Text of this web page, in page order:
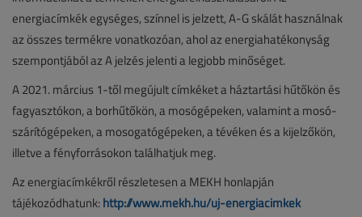
energiacímkék egységes, színnel is jelzett, A-G skálát használnak
az összes termékre vonatkozóan, ahol az energiahatékonyság
szempontjából az A jelzés jelenti a legjobb minőséget.
A 2021. március 1-től megújult címkéket a háztartási hűtőkön és
fagyasztókon, a borhűtőkön, a mosógépeken, valamint a mosó-
szárítógépeken, a mosogatógépeken, a tévéken és a kijelzőkön,
illetve a fényforrásokon találhatjuk meg.
Az energiacímkékről részletesen a MEKH honlapján
tájékozódhatunk:http://www.mekh.hu/uj-energiacimkek